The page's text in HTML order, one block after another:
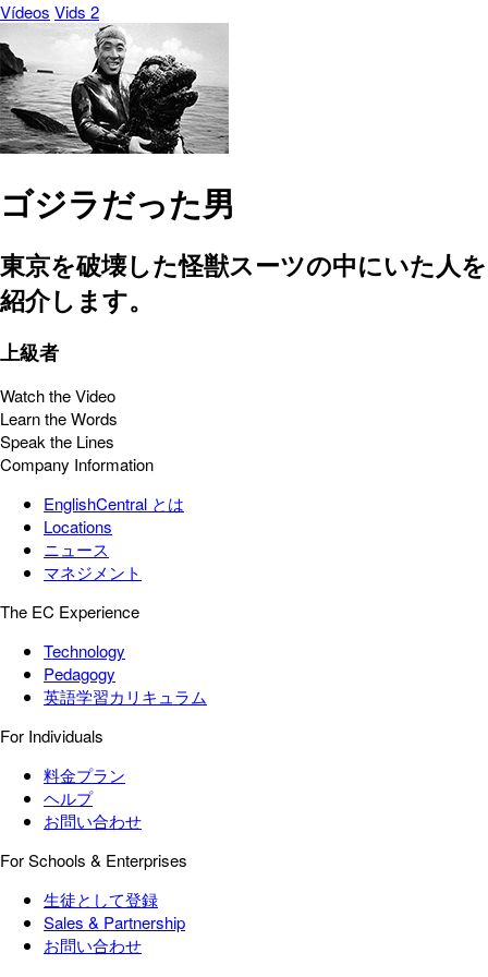
Vídeos Vids 2
ゴジラだった男
東京を破壊した怪獣スーツの中にいた人を
紹介します。
上級者
Watch the Video
Learn the Words
Speak the Lines
Company Information
EnglishCentral とは
Locations
ニュース
マネジメント
The EC Experience
Technology
Pedagogy
英語学習カリキュラム
For Individuals
料金プラン
ヘルプ
お問い合わせ
For Schools & Enterprises
生徒として登録
Sales & Partnership
お問い合わせ